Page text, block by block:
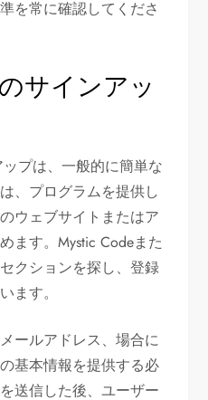
を常に確認してくださ
サインアッ
プは、一般的に簡単な
、プログラムを提供し
ウェブサイトまたはア
ます。Mystic Codeまた
クションを探し、登録
ます。
ールアドレス、場合に
基本情報を提供する必
送信した後、ユーザー